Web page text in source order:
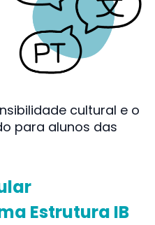
cultural e o
para alunos das
Estrutura IB